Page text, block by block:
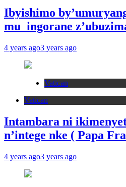
Ibyishimo
mu ingorane
4 years ago3 years ago
Vatican
Vatican
Intambara ni
n’intege nke ( Papa
4 years ago3 years ago